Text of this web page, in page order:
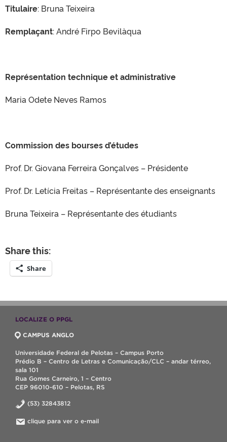
Titulaire: Bruna Teixeira
Remplaçant: André Firpo Bevilàqua
Représentation technique et administrative
Maria Odete Neves Ramos
Commission des bourses d’études
Prof. Dr. Giovana Ferreira Gonçalves – Présidente
Prof. Dr. Letícia Freitas – Représentante des enseignants
Bruna Teixeira – Représentante des étudiants
Share this:
Share
LOCALIZE O PPGL
CAMPUS ANGLO
Universidade Federal de Pelotas – Campus Porto
Prédio B – Centro de Letras e Comunicação/CLC – andar térreo,
sala 101
Rua Gomes Carneiro, 1 – Centro
CEP 96010-610 – Pelotas, RS
(53) 32843812
clique para ver o e-mail